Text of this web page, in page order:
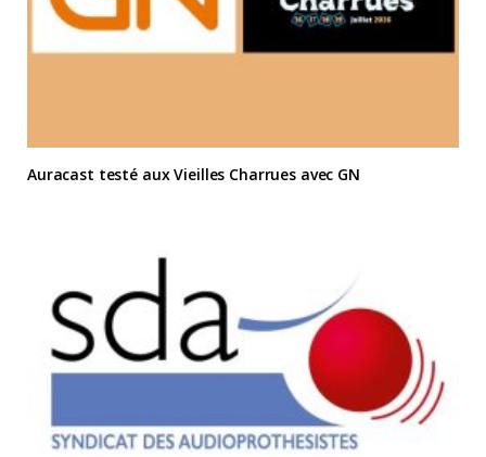
Auracast testé aux Vieilles Charrues avec GN